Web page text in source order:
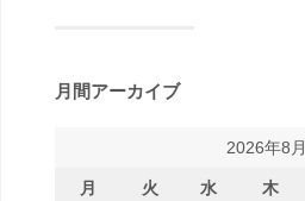
月間アーカイブ
2026年8月
月 火 水 木